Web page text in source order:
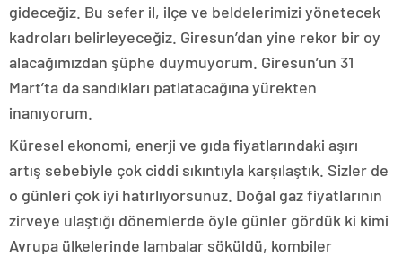
gideceğiz. Bu sefer il, ilçe ve beldelerimizi yönetecek
kadroları belirleyeceğiz. Giresun’dan yine rekor bir oy
alacağımızdan şüphe duymuyorum. Giresun’un 31
Mart’ta da sandıkları patlatacağına yürekten
inanıyorum.
Küresel ekonomi, enerji ve gıda fiyatlarındaki aşırı
artış sebebiyle çok ciddi sıkıntıyla karşılaştık. Sizler de
o günleri çok iyi hatırlıyorsunuz. Doğal gaz fiyatlarının
zirveye ulaştığı dönemlerde öyle günler gördük ki kimi
Avrupa ülkelerinde lambalar söküldü, kombiler